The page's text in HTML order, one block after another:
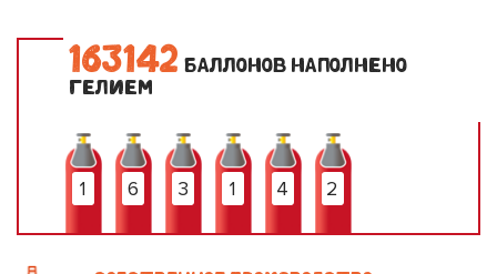
163142 БАЛЛОНОВ НАПОЛНЕНО
ГЕЛИЕМ
1 6 3 1 4 2